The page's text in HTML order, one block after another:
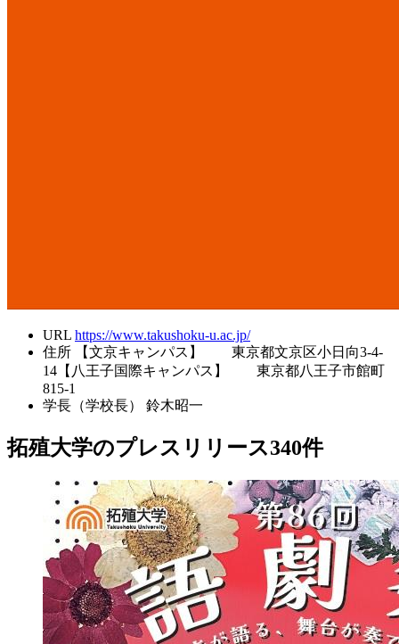
URL https://www.takushoku-u.ac.jp/
住所
【文京キャンパス】 東京都文京区小日向3-4-
14【八王子国際キャンパス】 東京都八王子市館町
815-1
学長（学校長）
鈴木昭一
拓殖大学のプレスリリース340件